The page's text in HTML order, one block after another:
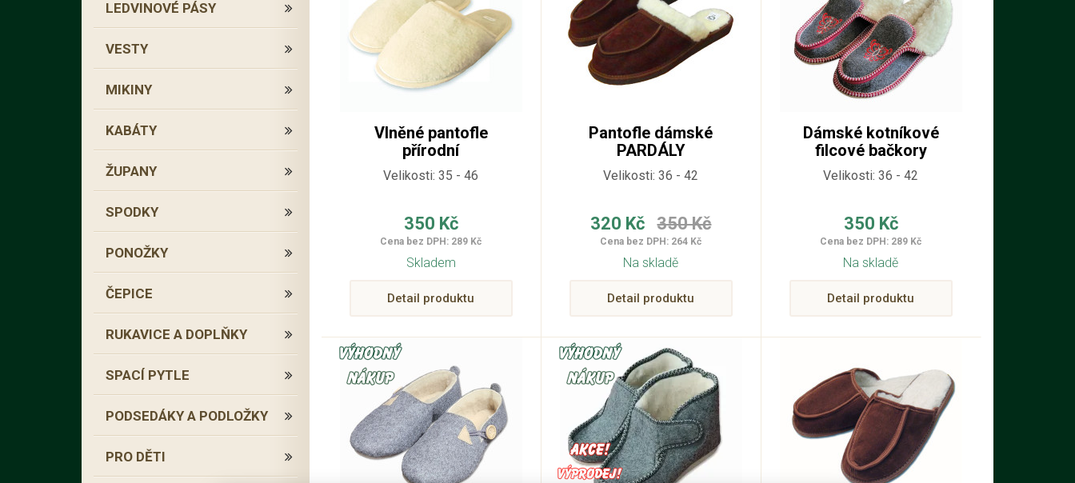
LEDVINOVÉ PÁSY
VESTY
MIKINY
KABÁTY
ŽUPANY
SPODKY
PONOŽKY
ČEPICE
RUKAVICE A DOPLŇKY
SPACÍ PYTLE
PODSEDÁKY A PODLOŽKY
PRO DĚTI
Vlněné pantofle
přírodní
Velikosti: 35 - 46
350 Kč
Cena bez DPH: 289 Kč
Skladem
Detail produktu
Pantofle dámské
PARDÁLY
Velikosti: 36 - 42
320 Kč 350 Kč
Cena bez DPH: 264 Kč
Na skladě
Detail produktu
Dámské kotníkové
filcové bačkory
Velikosti: 36 - 42
350 Kč
Cena bez DPH: 289 Kč
Na skladě
Detail produktu